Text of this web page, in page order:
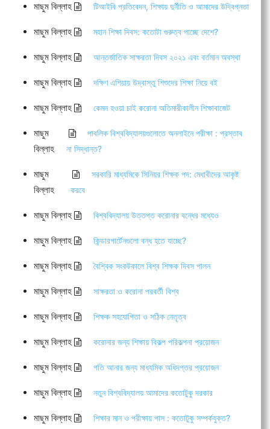
মাছুম বিল্লাহ টিআইবি প্রতিবেদন, শিক্ষায় দুর্নীতি ও আমাদের উদ্বিগ্নতা
মাছুম বিল্লাহ মহান শিক্ষা দিবস: কতোটা গুরুত্ব পাচ্ছে দেশে?
মাছুম বিল্লাহ আন্তর্জাতিক সাক্ষরতা দিবস ২০২১ এবং বর্তমান অবস্থা
মাছুম বিল্লাহ দক্ষিণ এশিয়ায় উদ্বাস্তু শিশুদের শিক্ষা নিয়ে বই
মাছুম বিল্লাহ কেমন হওয়া চাই করোনা অতিমারীকালীন শিক্ষাবাজেট
মাছুম
বিল্লাহ
পাবলিক বিশ্ববিদ্যালয়গুলোতে অনলাইনে পরীক্ষা : প্রস্তাব
না সিদ্ধান্ত?
মাছুম
বিল্লাহ
সরকারি মাধ্যমিকে সিনিয়র শিক্ষক পদ: মেধাবীদের আকৃষ্ট
করবে
মাছুম বিল্লাহ বিশ্ববিদ্যালয় উত্তপ্ত করোনার বন্ধের মধ্যেও
মাছুম বিল্লাহ কিন্ডারগার্টেনগুলো বন্ধ হতে যাচ্ছে?
মাছুম বিল্লাহ বৈশ্বিক সংকটকালে বিশ্ব শিক্ষক দিবস পালন
মাছুম বিল্লাহ সাক্ষরতা ও করোনা পরবর্তী বিশ্ব
মাছুম বিল্লাহ শিক্ষক সহযোগিতা ও সঠিক নেতৃত্ব
মাছুম বিল্লাহ করোনার জন্য শিক্ষায় বিকল্প পরিকল্পনা প্রয়োজন
মাছুম বিল্লাহ গতি আনার জন্য মাধ্যমিক অধিদপ্তর প্রয়োজন
মাছুম বিল্লাহ নতুন বিশ্ববিদ্যালয় আমাদের কতোটুকু দরকার
মাছুম বিল্লাহ শিক্ষার মান ও পরীক্ষায় পাস : কতোটুকু সম্পর্কযুক্ত?